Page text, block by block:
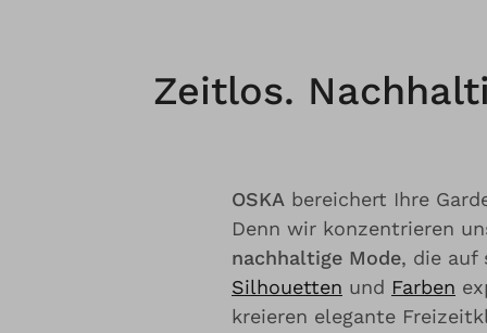
Zeitlos.
OSKA bereichert Ihre
Denn wir konzentrieren
nachhaltige Mode, die auf
Silhouetten und Farben
kreieren elegante